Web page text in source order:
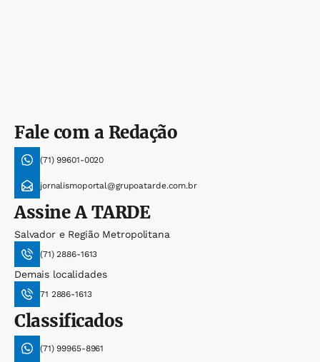
Fale com a Redação
(71) 99601-0020
jornalismoportal@grupoatarde.com.br
AssineA TARDE
Salvador e Região Metropolitana
(71) 2886-1613
Demais localidades
71 2886-1613
Classificados
(71) 99965-8961